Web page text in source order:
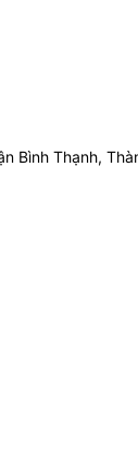
Bình Thạnh,